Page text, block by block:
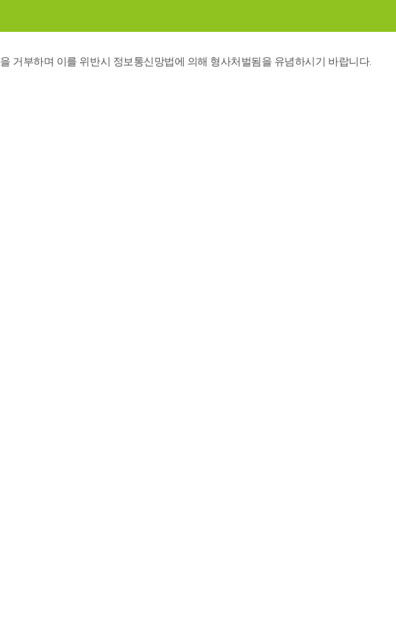
거부하며 이를 위반시 정보통신망법에 의해 형사처벌됨을 유념하시기 바랍니다.